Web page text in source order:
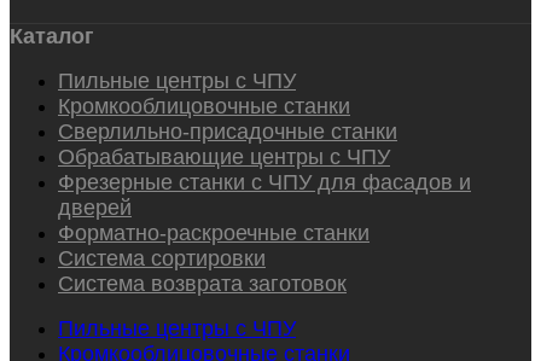
Каталог
Пильные центры с ЧПУ
Кромкооблицовочные станки
Сверлильно-присадочные станки
Обрабатывающие центры с ЧПУ
Фрезерные станки с ЧПУ для фасадов и
дверей
Форматно-раскроечные станки
Система сортировки
Система возврата заготовок
Пильные центры с ЧПУ
Кромкооблицовочные станки